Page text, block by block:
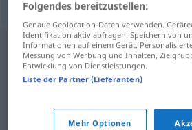
Folgendes bereitzustellen:
Genaue Geolocation-Daten verwenden.
Identifikation aktiv abfragen. Speichern von
Informationen auf einem Gerät.
Messung von Werbung und Inhalten,
Entwicklung von Dienstleistungen.
Liste der Partner (Lieferanten)
Mehr Optionen